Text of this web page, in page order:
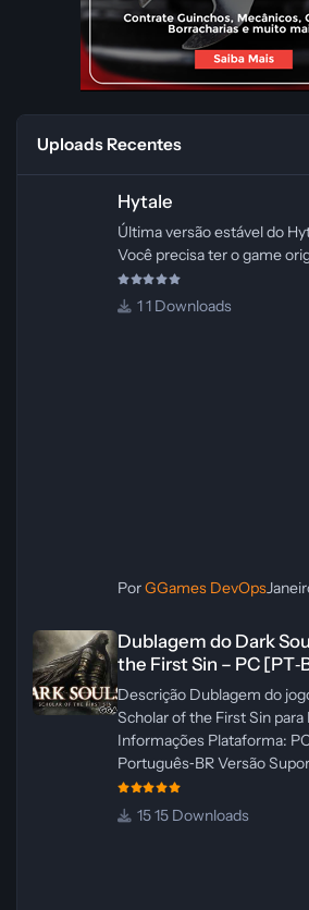
Uploads Recentes
Hytale
Última versão estável do
Você precisa ter o game
1 Downloads
PorGGames DevOps
Dublagem do Dark
the First Sin – PC
Descrição Dublagem do
Scholar of the First Sin
Informações Plataforma:
Português‑BR Versão
Suportado: Inglês
Atualização: 24/04/2025
15 Downloads